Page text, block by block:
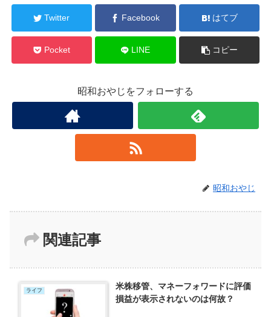
Twitter Facebook はてブ
Pocket LINE コピー
昭和おやじをフォローする
昭和おやじ
関連記事
ライフ
米株移管、マネーフォワードに評価
損益が表示されないのは何故？